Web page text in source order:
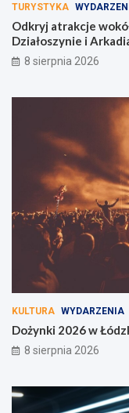
TURYSTYKA
Odkryj atrakcje
Działoszynie i
8 sierpnia 2026
KULTURA WYDARZENIA
Dożynki 2026 w
8 sierpnia 2026